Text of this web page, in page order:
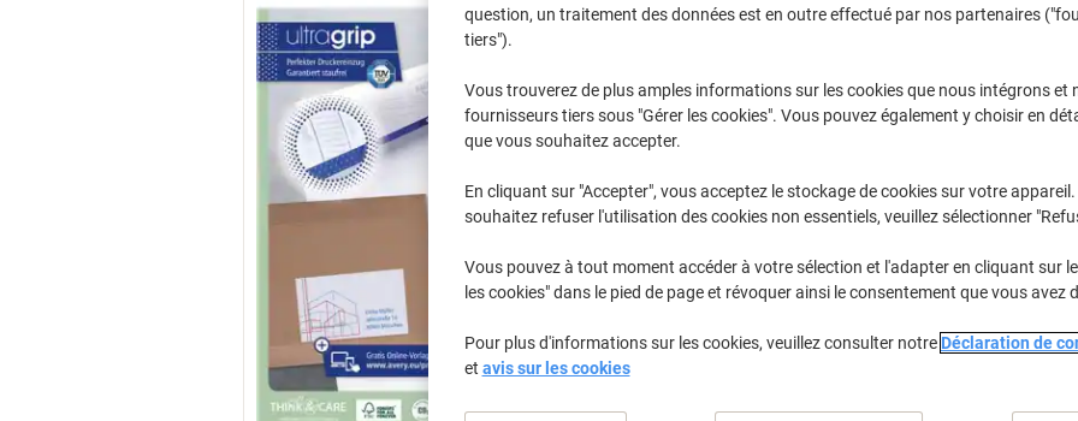
3+Paquets €59,79 -3%
Quantité
Ajouter à une liste
Informations de livraison
question, un traitement des données est en outre effectué par nos partenaires
tiers").
Vous trouverez de plus amples informations sur les cookies que nous intégrons et
fournisseurs tiers sous "Gérer les cookies". Vous pouvez également y choisir en
que vous souhaitez accepter.
En cliquant sur "Accepter", vous acceptez le stockage de cookies sur votre appareil.
souhaitez refuser l'utilisation des cookies non essentiels, veuillez sélectionner
Vous pouvez à tout moment accéder à votre sélection et l'adapter en cliquant sur le
les cookies" dans le pied de page et révoquer ainsi le consentement que vous avez
Pour plus d'informations sur les cookies, veuillez consulter notre Déclaration de
et avis sur les cookies